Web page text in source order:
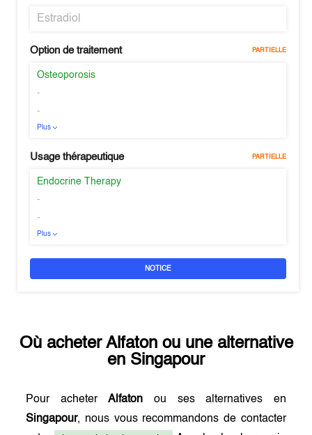
Estradiol
Option de traitement PARTIELLE
Osteoporosis
-
-
Plus
Usage thérapeutique PARTIELLE
Endocrine Therapy
-
-
Plus
NOTICE
Où acheter Alfatonou une alternative
en Singapour
Pour acheterAlfaton ou ses alternatives en
Singapour, nous vous recommandons de contacter